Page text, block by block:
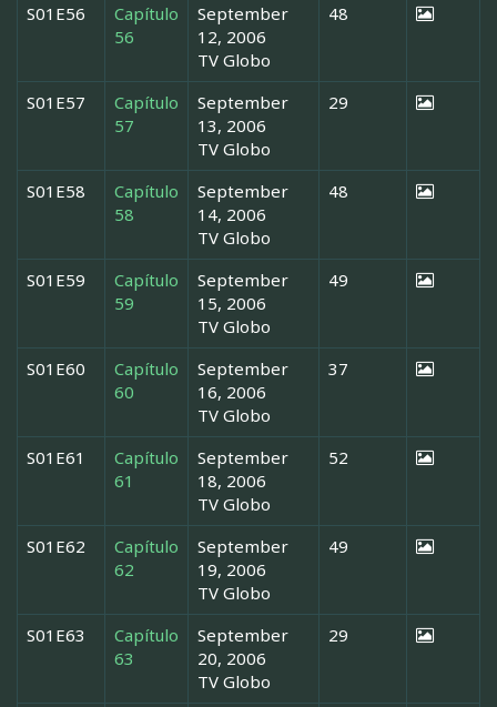
S01E56
Capítulo
56
September
12, 2006
TV Globo
48
S01E57
Capítulo
57
September
13, 2006
TV Globo
29
S01E58
Capítulo
58
September
14, 2006
TV Globo
48
S01E59
Capítulo
59
September
15, 2006
TV Globo
49
S01E60
Capítulo
60
September
16, 2006
TV Globo
37
S01E61
Capítulo
61
September
18, 2006
TV Globo
52
S01E62
Capítulo
62
September
19, 2006
TV Globo
49
S01E63
Capítulo
63
September
20, 2006
TV Globo
29